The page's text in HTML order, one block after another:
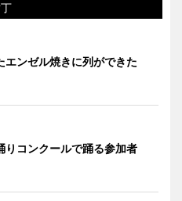
エンゼル焼きに列ができた
りコンクールで踊る参加者